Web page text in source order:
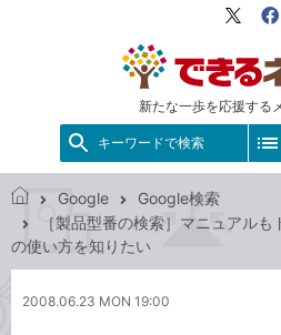
新たな一歩を応援する
X（旧
キーワードで検索
き
ッ
Google
Google検索
［製品型番の検索］マニュアル
の使い方を知りたい
2008.06.23 MON 19:00